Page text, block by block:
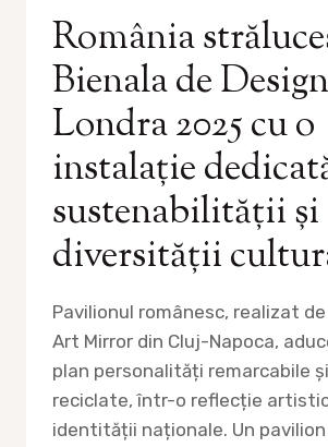
România
Bienala de
Londra 2025 cu o
instalație
sustenabilității și
diversității
Pavilionul românesc, realizat
Art Mirror din Cluj-Napoca,
plan personalități remarcabile
reciclate, într-o reflecție
identității naționale. Un